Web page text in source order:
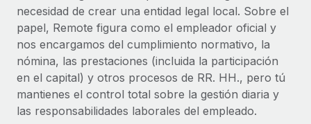
Comprobaciones de antecedentes
Simplifica los procesos de cribado de candidatos.
Cumplimiento normativo
Adelántate a los riesgos de cumplimiento
normativo.
Gestión de dispositivos
Nómina global
EOR y PEO
Contractor Management
Impuestos
necesidad de crear una entidad legal local. Sobre el
papel, Remote figura como el empleador oficial y
nos encargamos del cumplimiento normativo, la
nómina, las prestaciones (incluida la participación
en el capital) y otros procesos de RR. HH., pero tú
mantienes el control total sobre la gestión diaria y
las responsabilidades laborales del empleado.